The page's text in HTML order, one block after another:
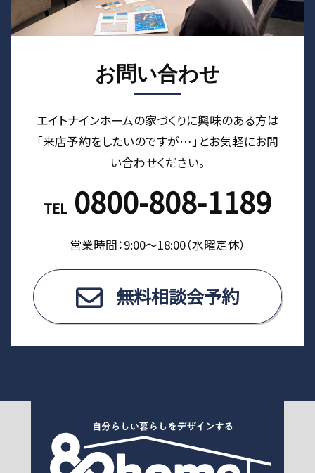
お問い合わせ
エイトナインホームの家づくりに興味のある⽅は
「来店予約をしたいのですが…」とお気軽にお問
い合わせください。
TEL 0800-808-1189
営業時間：9:00〜18:00（⽔曜定休）
無料相談会予約